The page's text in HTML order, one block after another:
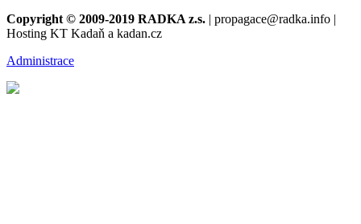
Copyright © 2009-2019 RADKA z.s. | propagace@radka.info |
Hosting KT Kadaň a kadan.cz
Administrace